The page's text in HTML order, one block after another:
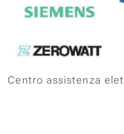
Centro assistenza